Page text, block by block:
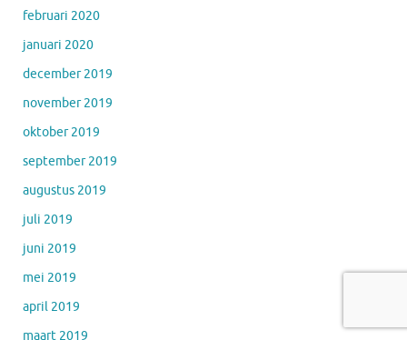
februari 2020
januari 2020
december 2019
november 2019
oktober 2019
september 2019
augustus 2019
juli 2019
juni 2019
mei 2019
april 2019
maart 2019